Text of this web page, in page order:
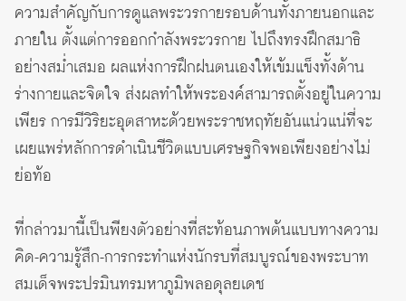
ความสำคัญกับการดูแลพระวรกายรอบด้านทั้งภายนอกและ
ภายใน ตั้งแต่การออกกำลังพระวรกาย ไปถึงทรงฝึกสมาธิ
อย่างสม่ำเสมอ ผลแห่งการฝึกฝนตนเองให้เข้มแข็งทั้งด้าน
ร่างกายและจิตใจ ส่งผลทำให้พระองค์สามารถตั้งอยู่ในความ
เพียร การมีวิริยะอุตสาหะด้วยพระราชหฤทัยอันแน่วแน่ที่จะ
เผยแพร่หลักการดำเนินชีวิตแบบเศรษฐกิจพอเพียงอย่างไม่
ย่อท้อ
ที่กล่าวมานี้เป็นพียงตัวอย่างที่สะท้อนภาพต้นแบบทางความ
คิด-ความรู้สึก-การกระทำแห่งนักรบที่สมบูรณ์ของพระบาท
สมเด็จพระปรมินทรมหาภูมิพลอดุลยเดช